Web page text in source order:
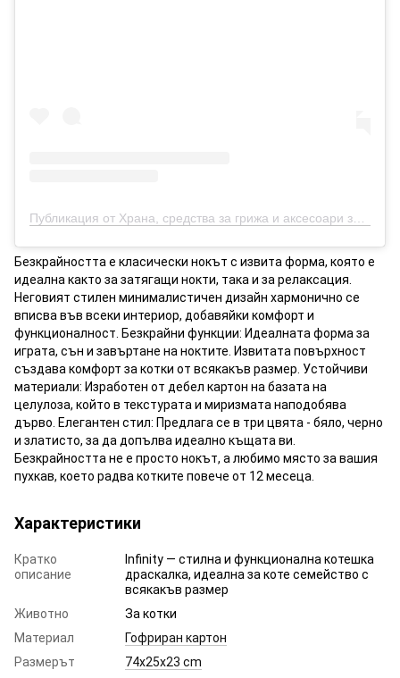
Публикация от Храна, средства за грижа и аксесоари за кучета, котки и други (@petsbro.bg)
Безкрайността е класически нокът с извита форма, която е
идеална както за затягащи нокти, така и за релаксация.
Неговият стилен минималистичен дизайн хармонично се
вписва във всеки интериор, добавяйки комфорт и
функционалност. Безкрайни функции: Идеалната форма за
играта, сън и завъртане на ноктите. Извитата повърхност
създава комфорт за котки от всякакъв размер. Устойчиви
материали: Изработен от дебел картон на базата на
целулоза, който в текстурата и миризмата наподобява
дърво. Елегантен стил: Предлага се в три цвята - бяло, черно
и златисто, за да допълва идеално къщата ви.
Безкрайността не е просто нокът, а любимо място за вашия
пухкав, което радва котките повече от 12 месеца.
Характеристики
Кратко
описание
Infinity — стилна и функционална котешка
драскалка, идеална за коте семейство с
всякакъв размер
Животно
За котки
Материал
Гофриран картон
Размерът
74x25x23 cm